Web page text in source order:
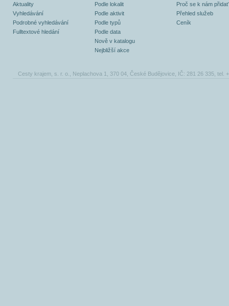
Aktuality
Vyhledávání
Podrobné vyhledávání
Fulltextové hledání
Podle lokalit
Podle aktivit
Podle typů
Podle data
Nově v katalogu
Nejbližší akce
Proč se k nám
Přehled služeb
Ceník
Cesty krajem, s. r. o., Neplachova 1, 370 04, České Budějovice, IČ: 281 26 335, tel.